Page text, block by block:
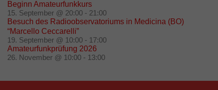
Beginn Amateurfunkkurs
15. September @ 20:00 - 21:00
Besuch des Radioobservatoriums in Medicina (BO)
“Marcello Ceccarelli”
19. September @ 10:00 - 17:00
Amateurfunkprüfung 2026
26. November @ 10:00 - 13:00